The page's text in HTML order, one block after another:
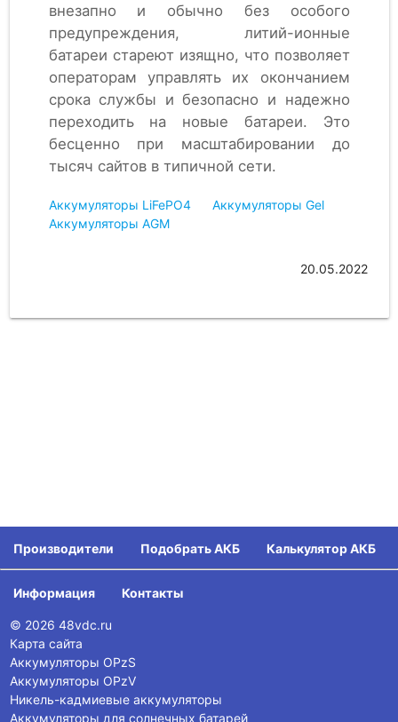
внезапно и обычно без особого
предупреждения, литий-ионные
батареи стареют изящно, что позволяет
операторам управлять их окончанием
срока службы и безопасно и надежно
переходить на новые батареи. Это
бесценно при масштабировании до
тысяч сайтов в типичной сети.
Аккумуляторы LiFePO4
Аккумуляторы Gel
Аккумуляторы AGM
20.05.2022
Производители Подобрать АКБ Калькулятор АКБ
Информация Контакты
© 2026 48vdc.ru
Карта сайта
Аккумуляторы OPzS
Аккумуляторы OPzV
Никель-кадмиевые аккумуляторы
Аккумуляторы для солнечных батарей